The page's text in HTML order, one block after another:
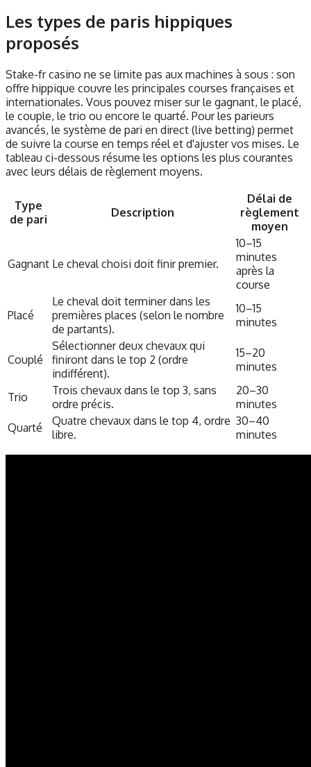
Les types de paris hippiques
proposés
Stake-fr casino ne se limite pas aux machines à sous : son
offre hippique couvre les principales courses françaises et
internationales. Vous pouvez miser sur le gagnant, le placé,
le couple, le trio ou encore le quarté. Pour les parieurs
avancés, le système de pari en direct (live betting) permet
de suivre la course en temps réel et d'ajuster vos mises. Le
tableau ci-dessous résume les options les plus courantes
avec leurs délais de règlement moyens.
Type
de pari
Description
Délai de
règlement
moyen
Gagnant Le cheval choisi doit finir premier.
10–15
minutes
après la
course
Placé
Le cheval doit terminer dans les
premières places (selon le nombre
de partants).
10–15
minutes
Couplé
Sélectionner deux chevaux qui
finiront dans le top 2 (ordre
indifférent).
15–20
minutes
Trio
Trois chevaux dans le top 3, sans
ordre précis.
20–30
minutes
Quarté
Quatre chevaux dans le top 4, ordre
libre.
30–40
minutes